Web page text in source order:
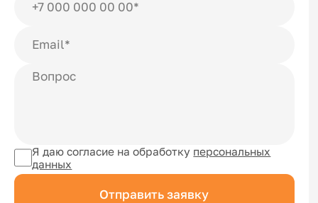
Я даю согласие на обработку персональных
данных
Отправить заявку